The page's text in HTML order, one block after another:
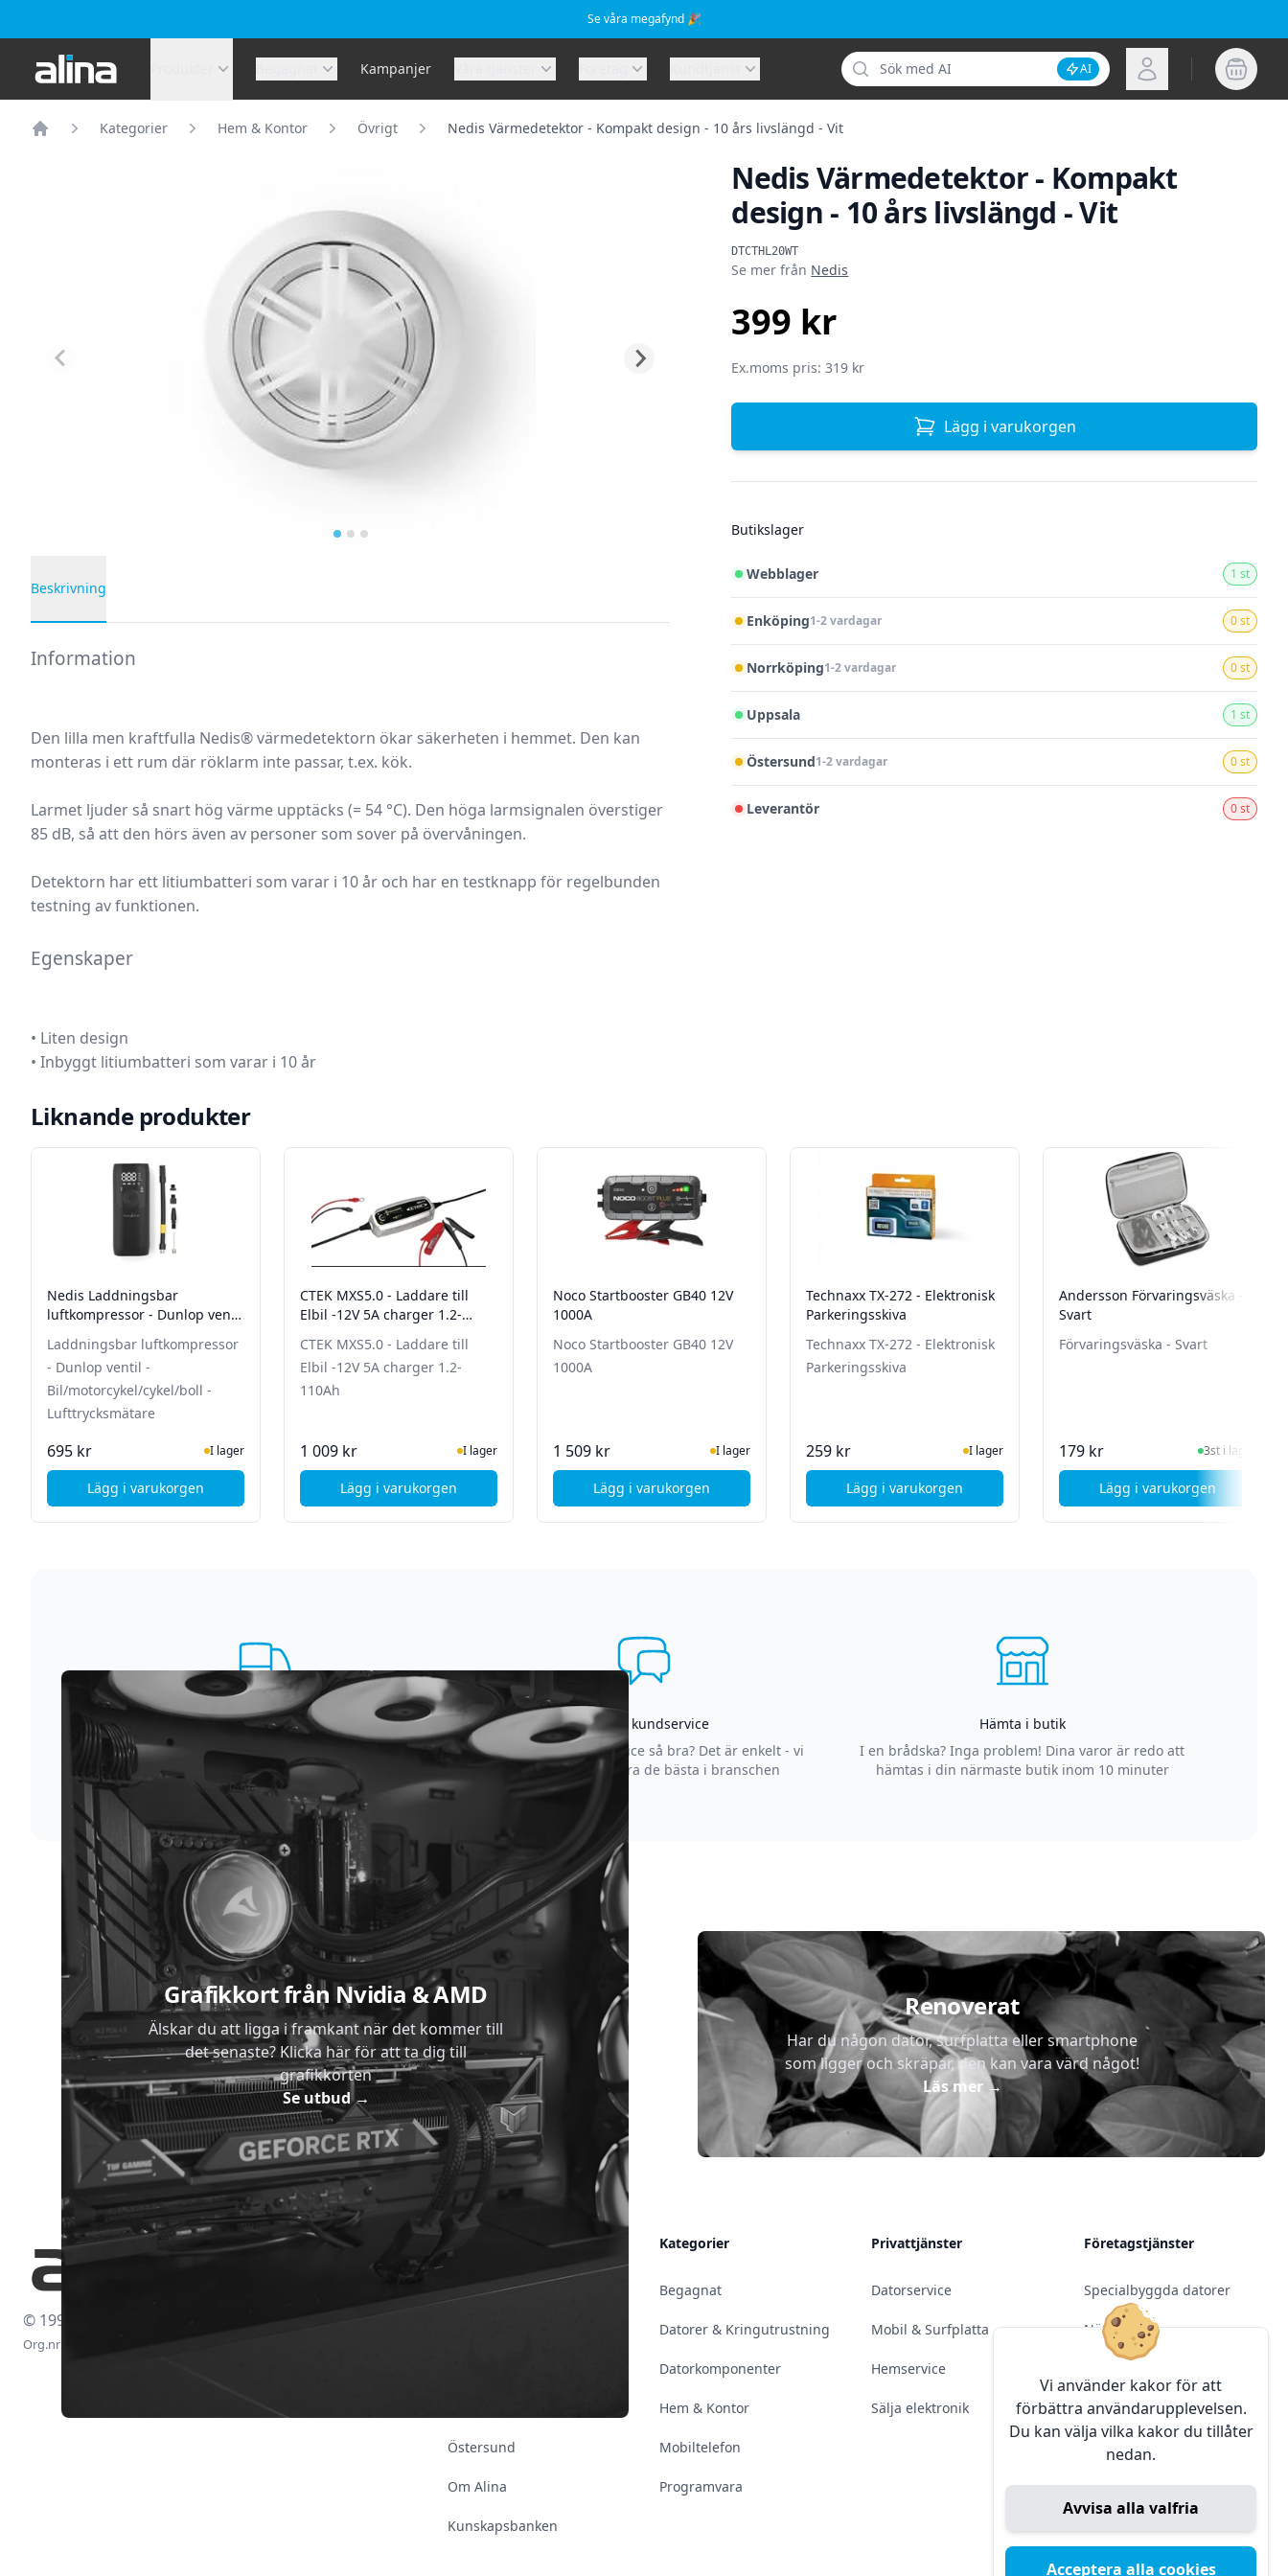
Se våra megafynd 🎉
Alina.se Kampanjer
Sök
Inaktivera AI-sökning
AI Logga in
Kategorier Hem & Kontor Övrigt Nedis Värmedetektor - Kompakt design - 10 års livslängd - Vit
Nedis Värmedetektor - Kompakt
design - 10 års livslängd - Vit
DTCTHL20WT
Produktinformation
Se mer från Nedis
399 kr
Ex.moms pris: 319 kr
Lägg i varukorgen
Butikslager
Webblager 1 st
Enköping1-2 vardagar 0 st
Norrköping1-2 vardagar 0 st
Uppsala 1 st
Östersund1-2 vardagar 0 st
Leverantör 0 st
Beskrivning
Information
Den lilla men kraftfulla Nedis® värmedetektorn ökar säkerheten i hemmet. Den kan
monteras i ett rum där röklarm inte passar, t.ex. kök.
Larmet ljuder så snart hög värme upptäcks (= 54 °C). Den höga larmsignalen överstiger
85 dB, så att den hörs även av personer som sover på övervåningen.
Detektorn har ett litiumbatteri som varar i 10 år och har en testknapp för regelbunden
testning av funktionen.
Egenskaper
• Liten design
• Inbyggt litiumbatteri som varar i 10 år
Liknande produkter
Nedis Laddningsbar
luftkompressor - Dunlop ventil
Lufttrycksmätare
Laddningsbar luftkompressor
- Dunlop ventil -
Bil/motorcykel/cykel/boll -
Lufttrycksmätare
695 kr I lager
Lägg i varukorgen, Nedis Laddningsbar luftkompressor - Dunlop ventil - Bil/motorcykel/cykel/boll - Lufttrycksmätare
CTEK MXS5.0 - Laddare till
Elbil -12V 5A charger 1.2-
CTEK MXS5.0 - Laddare till
Elbil -12V 5A charger 1.2-
110Ah
1 009 kr I lager
Lägg i varukorgen, CTEK MXS5.0 - Laddare till Elbil -12V 5A charger 1.2-110Ah
Noco Startbooster GB40 12V
1000A
Noco Startbooster GB40 12V
1000A
1 509 kr I lager
Lägg i varukorgen, Noco Startbooster GB40 12V 1000A
Technaxx TX-272 - Elektronisk
Parkeringsskiva
Technaxx TX-272 - Elektronisk
Parkeringsskiva
259 kr I lager
Lägg i varukorgen, Technaxx TX-272 - Elektronisk Parkeringsskiva
Andersson Förvaringsväska -
Svart
Förvaringsväska - Svart
179 kr I Lager3st i lager
Lägg i varukorgen
, Andersson
Supersnabb leverans
Vi förstår att du inte vill vänta. Därför packar och
skickar vi dina varor med blixtens hastighet
Asgrym kundservice
Varför är vår kundservice så bra? Det är enkelt - vi
strävar efter att vara de bästa i branschen
Hämta i butik
I en brådska? Inga problem! Dina varor är redo att
hämtas i din närmaste butik inom 10 minuter
Vi använder kakor för att
förbättra användarupplevelsen.
Du kan välja vilka kakor du tillåter
nedan.
Avvisa alla valfria
Acceptera alla cookies
Grafikkort från Nvidia & AMD
Älskar du att ligga i framkant när det kommer till
det senaste? Klicka här för att ta dig till
grafikkorten
Se utbud→
Renoverat
Har du någon dator, surfplatta eller smartphone
som ligger och skräpar, den kan vara värd något!
Läs mer→
© 1997-2026
Org.nr: 556438-4260
Kontakt & Öppettider
Östersund
Om Alina
Kunskapsbanken
Kategorier
Begagnat
Datorer & Kringutrustning
Datorkomponenter
Hem & Kontor
Mobiltelefon
Programvara
Privattjänster
Datorservice
Mobil & Surfplatta
Hemservice
Sälja elektronik
Företagstjänster
Specialbyggda datorer
Nätverk
Programvara
Server & Backup
Konferens & Public Display
Sälja elektronik